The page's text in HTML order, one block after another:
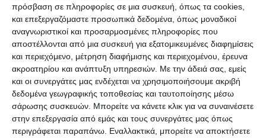
πρόσβαση σε πληροφορίες σε μια συσκευή, όπως τα cookies,
και επεξεργαζόμαστε προσωπικά δεδομένα, όπως μοναδικοί
αναγνωριστικοί και προσαρμοσμένες πληροφορίες που
αποστέλλονται από μια συσκευή για εξατομικευμένες διαφημίσεις
και περιεχόμενο, μέτρηση διαφήμισης και περιεχομένου, έρευνα
ακροατηρίου και ανάπτυξη υπηρεσιών. Με την άδειά σας, εμείς
και οι συνεργάτες μας ενδέχεται να χρησιμοποιήσουμε ακριβή
δεδομένα γεωγραφικής τοποθεσίας και ταυτοποίησης μέσω
σάρωσης συσκευών. Μπορείτε να κάνετε κλικ για να συναινέσετε
στην επεξεργασία από εμάς και τους συνεργάτες μας όπως
περιγράφεται παραπάνω. Εναλλακτικά, μπορείτε να αποκτήσετε
Προανάκριση για την υπόθεση
πραγματοποιήθηκε από το Τμήμα Ασφαλείας
Ζακύνθου.
Ο συλληφθείς οδηγήθηκε στον κ. Εισαγγελέα
Πλημμελειοδικών Ζακύνθου.